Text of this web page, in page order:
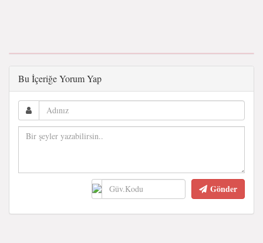
Bu İçeriğe Yorum Yap
Gönder